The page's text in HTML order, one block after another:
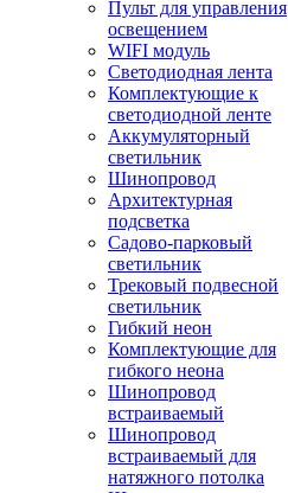
Пульт для управления
освещением
WIFI модуль
Светодиодная лента
Комплектующие к
светодиодной ленте
Аккумуляторный
светильник
Шинопровод
Архитектурная
подсветка
Садово-парковый
светильник
Трековый подвесной
светильник
Гибкий неон
Комплектующие для
гибкого неона
Шинопровод
встраиваемый
Шинопровод
встраиваемый для
натяжного потолка